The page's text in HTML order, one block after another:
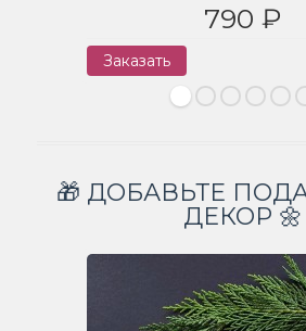
790 ₽
Заказать
🎁 ДОБАВЬТЕ
ДЕКОР 🌼